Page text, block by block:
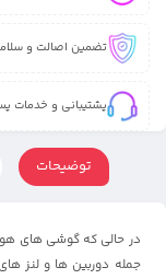
تضمین اصالت و
پشتیبانی و خدمات
توضیحات
جمله دوربین ها و لنز